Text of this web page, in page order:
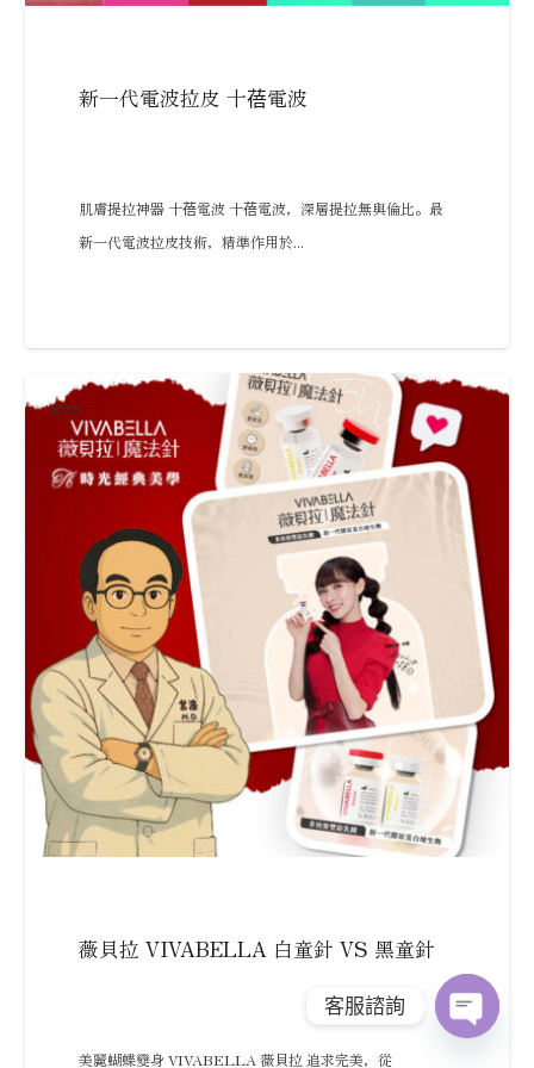
新一代電波拉皮 十蓓電波
肌膚提拉神器 十蓓電波 十蓓電波，深層提拉無與倫比。最
新一代電波拉皮技術，精準作用於...
NEWS
薇貝拉 VIVABELLA 白童針 VS 黑童針
美麗蝴蝶變身 VIVABELLA 薇貝拉 追求完美，從
客服諮詢